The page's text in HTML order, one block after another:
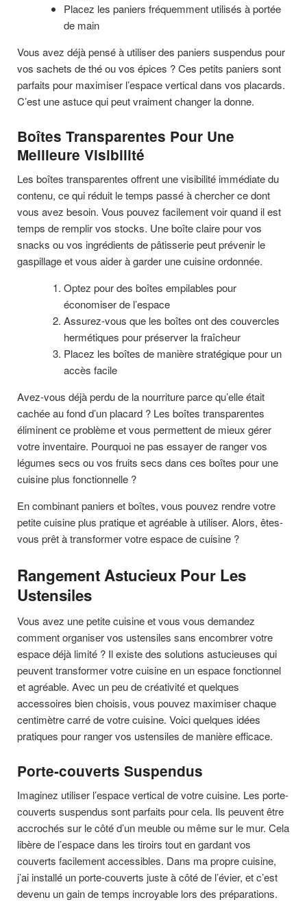
Placez les paniers fréquemment utilisés à portée
de main
Vous avez déjà pensé à utiliser des paniers suspendus pour
vos sachets de thé ou vos épices ? Ces petits paniers sont
parfaits pour maximiser l’espace vertical dans vos placards.
C’est une astuce qui peut vraiment changer la donne.
Boîtes Transparentes Pour Une
Meilleure Visibilité
Les boîtes transparentes offrent une visibilité immédiate du
contenu, ce qui réduit le temps passé à chercher ce dont
vous avez besoin. Vous pouvez facilement voir quand il est
temps de remplir vos stocks. Une boîte claire pour vos
snacks ou vos ingrédients de pâtisserie peut prévenir le
gaspillage et vous aider à garder une cuisine ordonnée.
Optez pour des boîtes empilables pour
économiser de l’espace
Assurez-vous que les boîtes ont des couvercles
hermétiques pour préserver la fraîcheur
Placez les boîtes de manière stratégique pour un
accès facile
Avez-vous déjà perdu de la nourriture parce qu’elle était
cachée au fond d’un placard ? Les boîtes transparentes
éliminent ce problème et vous permettent de mieux gérer
votre inventaire. Pourquoi ne pas essayer de ranger vos
légumes secs ou vos fruits secs dans ces boîtes pour une
cuisine plus fonctionnelle ?
En combinant paniers et boîtes, vous pouvez rendre votre
petite cuisine plus pratique et agréable à utiliser. Alors, êtes-
vous prêt à transformer votre espace de cuisine ?
Rangement Astucieux Pour Les
Ustensiles
Vous avez une petite cuisine et vous vous demandez
comment organiser vos ustensiles sans encombrer votre
espace déjà limité ? Il existe des solutions astucieuses qui
peuvent transformer votre cuisine en un espace fonctionnel
et agréable. Avec un peu de créativité et quelques
accessoires bien choisis, vous pouvez maximiser chaque
centimètre carré de votre cuisine. Voici quelques idées
pratiques pour ranger vos ustensiles de manière efficace.
Porte-couverts Suspendus
Imaginez utiliser l’espace vertical de votre cuisine. Les porte-
couverts suspendus sont parfaits pour cela. Ils peuvent être
accrochés sur le côté d’un meuble ou même sur le mur. Cela
libère de l’espace dans les tiroirs tout en gardant vos
couverts facilement accessibles. Dans ma propre cuisine,
j’ai installé un porte-couverts juste à côté de l’évier, et c’est
devenu un gain de temps incroyable lors des préparations.